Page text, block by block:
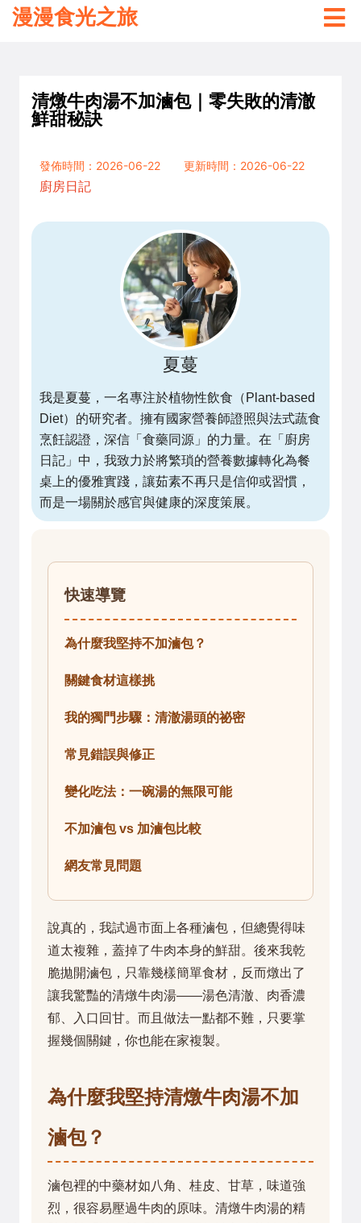
漫漫食光之旅
清燉牛肉湯不加滷包｜零失敗的清澈
鮮甜秘訣
發佈時間：2026-06-22
更新時間：2026-06-22
廚房日記
夏蔓
我是夏蔓，一名專注於植物性飲食（Plant-based
Diet）的研究者。擁有國家營養師證照與法式蔬食
烹飪認證，深信「食藥同源」的力量。在「廚房
日記」中，我致力於將繁瑣的營養數據轉化為餐
桌上的優雅實踐，讓茹素不再只是信仰或習慣，
而是一場關於感官與健康的深度策展。
快速導覽
為什麼我堅持不加滷包？
關鍵食材這樣挑
我的獨門步驟：清澈湯頭的祕密
常見錯誤與修正
變化吃法：一碗湯的無限可能
不加滷包 vs 加滷包比較
網友常見問題
說真的，我試過市面上各種滷包，但總覺得味
道太複雜，蓋掉了牛肉本身的鮮甜。後來我乾
脆拋開滷包，只靠幾樣簡單食材，反而燉出了
讓我驚豔的清燉牛肉湯——湯色清澈、肉香濃
郁、入口回甘。而且做法一點都不難，只要掌
握幾個關鍵，你也能在家複製。
為什麼我堅持清燉牛肉湯不加
滷包？
滷包裡的中藥材如八角、桂皮、甘草，味道強
烈，很容易壓過牛肉的原味。清燉牛肉湯的精